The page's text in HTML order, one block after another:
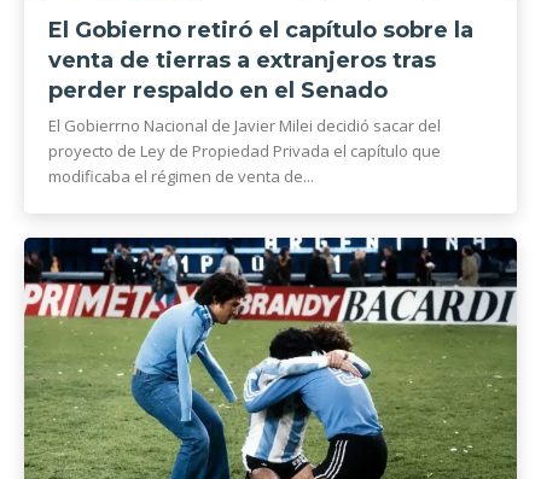
El Gobierno retiró el capítulo sobre la
venta de tierras a extranjeros tras
perder respaldo en el Senado
El Gobierrno Nacional de Javier Milei decidió sacar del
proyecto de Ley de Propiedad Privada el capítulo que
modificaba el régimen de venta de...